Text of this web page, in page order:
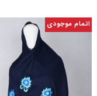
اتمام موجودی